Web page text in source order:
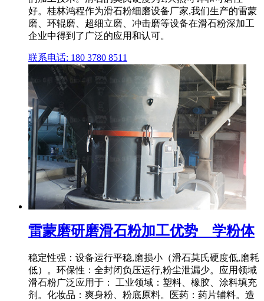
好。桂林鸿程作为滑石粉细磨设备厂家,我们生产的雷蒙
磨、环辊磨、超细立磨、冲击磨等设备在滑石粉深加工
企业中得到了广泛的应用和认可。
联系电话: 180 3780 8511
雷蒙磨研磨滑石粉加工优势 _ 学粉体
稳定性强：设备运行平稳,磨损小（滑石莫氏硬度低,磨耗
低）。环保性：全封闭负压运行,粉尘泄漏少。应用领域
滑石粉广泛应用于： 工业领域：塑料、橡胶、涂料填充
剂。化妆品：爽身粉、粉底原料。医药：药片辅料。造